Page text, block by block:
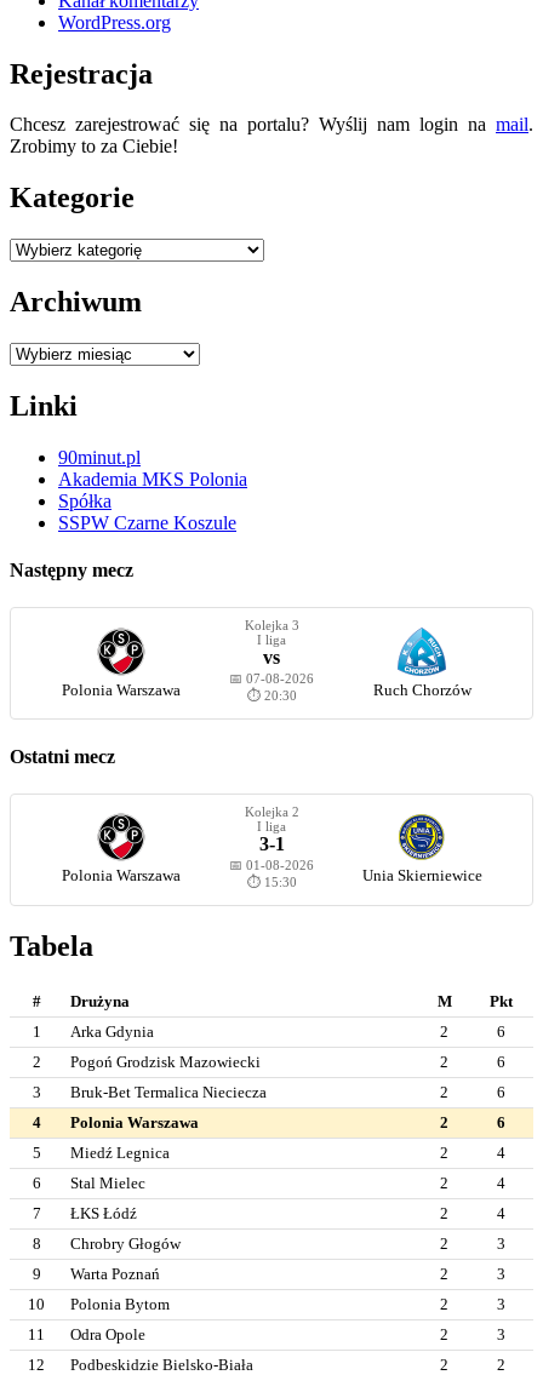
WordPress.org
Rejestracja
Chcesz zarejestrować się na portalu? Wyślij nam login na mail.
Zrobimy to za Ciebie!
Kategorie
Kategorie
Archiwum
Archiwum
Linki
90minut.pl
Akademia MKS Polonia
Spółka
SSPW Czarne Koszule
Następny mecz
Polonia Warszawa
Kolejka 3
I liga
vs
📅 07-08-2026
⏱️ 20:30
Ruch Chorzów
Ostatni mecz
Polonia Warszawa
Kolejka 2
I liga
3-1
📅 01-08-2026
⏱️ 15:30
Unia Skierniewice
Tabela
# Drużyna M
Pkt
1
Arka Gdynia 2
6
2
Pogoń Grodzisk Mazowiecki 2
6
3
Bruk-Bet Termalica Nieciecza 2
6
4
Polonia Warszawa 2
6
5
Miedź Legnica 2
4
6
Stal Mielec 2
4
7
ŁKS Łódź 2
4
8
Chrobry Głogów 2
3
9
Warta Poznań 2
3
10
Polonia Bytom 2
3
11
Odra Opole 2
3
12
Podbeskidzie Bielsko-Biała 2
2